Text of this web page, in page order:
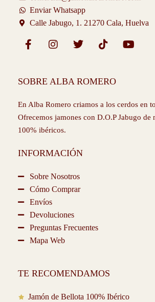
SOBRE ALBA ROMERO
En Alba Romero criamos a los cerdos en
Ofrecemos jamones con D.O.P Jabugo de
100% ibéricos.
INFORMACIÓN
Sobre Nosotros
Cómo Comprar
Envíos
Devoluciones
Preguntas Frecuentes
Mapa Web
TE RECOMENDAMOS
Jamón de Bellota 100% Ibérico
Enviar Whatsapp
Calle Jabugo, 1. 21270 Cala, Huelva
F
b
o
k
-
f
I
a
r
a
m
T
t
r
T
o
Y
e